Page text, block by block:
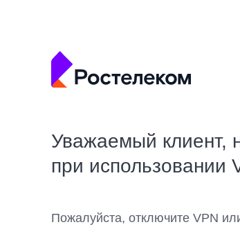
Уважаемый клиент,
при использовании
Пожалуйста, отключите VPN